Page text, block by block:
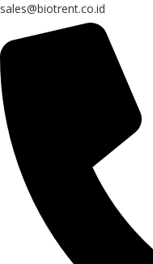
sales@biotrent.co.id